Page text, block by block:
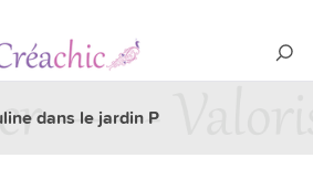
dans le jardin P